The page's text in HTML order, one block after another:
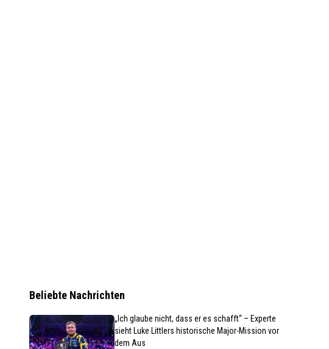
Beliebte Nachrichten
„Ich glaube nicht, dass er es schafft“ – Experte
sieht Luke Littlers historische Major-Mission vor
dem Aus